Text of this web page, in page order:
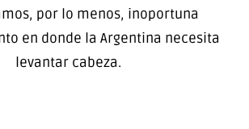
por lo menos, inoportuna
en donde la Argentina necesita
levantar cabeza.